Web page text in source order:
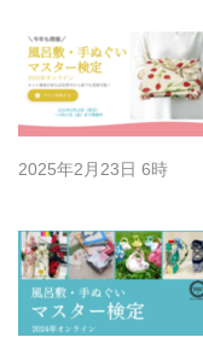
2025年2月23日 6時